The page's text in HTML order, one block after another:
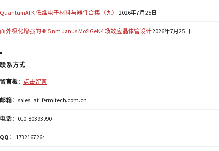
QuantumATK 低维电子材料与器件合集（九） 2026年7月25日
面外极化增强的亚 5 nm Janus MoSiGeN4 场效应晶体管设计2026年7月25日
联系方式
留言板： 点击留言
邮箱：sales_at_fermitech.com.cn
电话：010-80393990
QQ ： 1732167264